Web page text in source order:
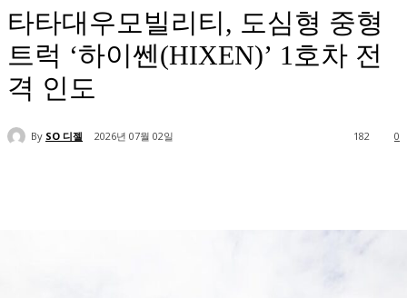
타타대우모빌리티, 도심형 중형
트럭 ‘하이쎈(HIXEN)’ 1호차 전
격 인도
By SO 디젤 2026년 07월 02일 0
182